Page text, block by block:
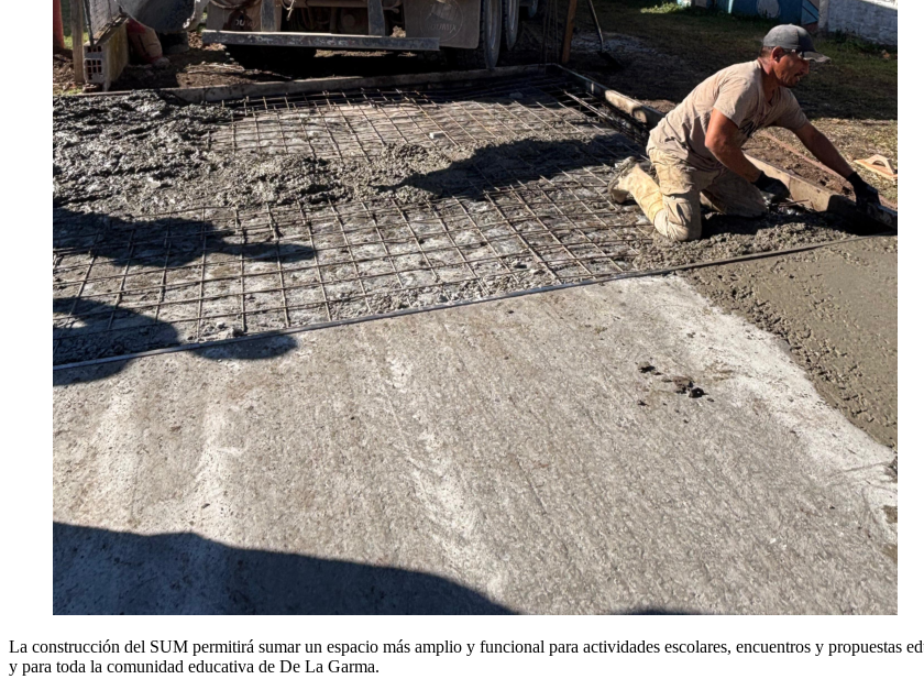
La construcción del SUM permitirá sumar un espacio más amplio y funcional para actividades escolares, encuentros y propuestas
y para toda la comunidad educativa de De La Garma.